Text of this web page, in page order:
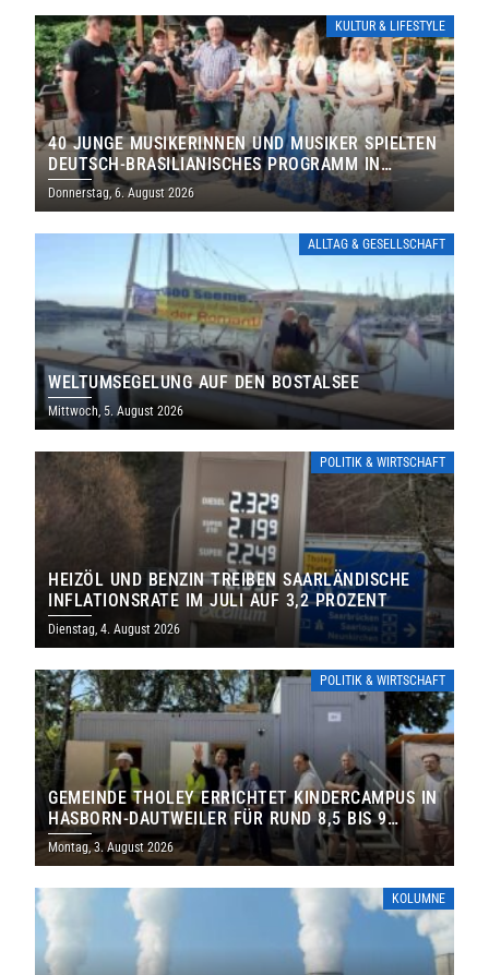
KULTUR & LIFESTYLE
40 JUNGE MUSIKERINNEN UND MUSIKER SPIELTEN
DEUTSCH-BRASILIANISCHES PROGRAMM IN
THOLEY
Donnerstag, 6. August 2026
ALLTAG & GESELLSCHAFT
WELTUMSEGELUNG AUF DEN BOSTALSEE
Mittwoch, 5. August 2026
POLITIK & WIRTSCHAFT
HEIZÖL UND BENZIN TREIBEN SAARLÄNDISCHE
INFLATIONSRATE IM JULI AUF 3,2 PROZENT
Dienstag, 4. August 2026
POLITIK & WIRTSCHAFT
GEMEINDE THOLEY ERRICHTET KINDERCAMPUS IN
HASBORN-DAUTWEILER FÜR RUND 8,5 BIS 9
MILLIONEN EURO
Montag, 3. August 2026
KOLUMNE